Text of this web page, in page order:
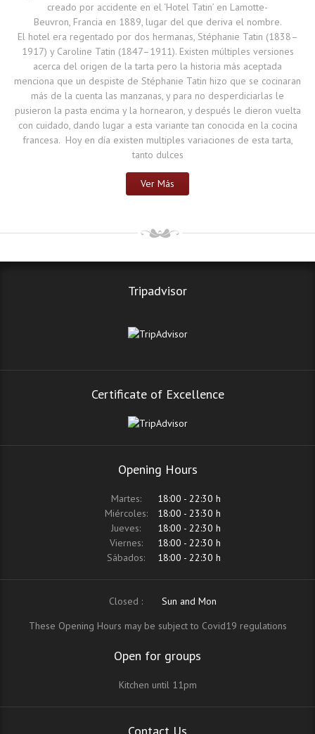
creado por accidente en el ‘Hotel Tatin’ en Lamotte-
Beuvron, Francia en 1889, lugar del que deriva el nombre.
El hotel era regentado por dos hermanas, Stéphanie Tatin (1838–
1917) y Caroline Tatin (1847–1911). Existen múltiples versiones
acerca del origen de la tarta pero la historia más aceptada
menciona que un despiste de Stéphanie Tatin hizo que se cocinaran
más de la cuenta las manzanas, y para no desperdiciarlas le
pusieron la pasta encima y la hornearon, y después le dieron vuelta
con cuidado, dando lugar a esta variante tan conocida en la cocina
francesa. Hoy en día existen multiples variaciones de esta tarta,
tanto dulces
Ver Más
Tripadvisor
Certificate of Excellence
Opening Hours
Martes:
18:00 - 22:30 h
Miércoles:
18:00 - 23:30 h
Jueves:
18:00 - 22:30 h
Viernes:
18:00 - 22:30 h
Sábados:
18:00 - 22:30 h
Closed :
Sun and Mon
These Opening Hours may be subject to Covid19 regulations
Open for groups
Kitchen until 11pm